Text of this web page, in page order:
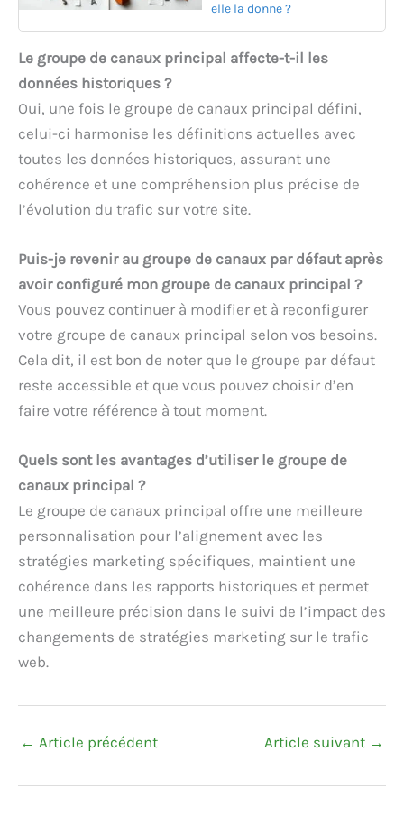
elle la donne ?
Le groupe de canaux principal affecte-t-il les
données historiques ?
Oui, une fois le groupe de canaux principal défini,
celui-ci harmonise les définitions actuelles avec
toutes les données historiques, assurant une
cohérence et une compréhension plus précise de
l’évolution du trafic sur votre site.
Puis-je revenir au groupe de canaux par défaut après
avoir configuré mon groupe de canaux principal ?
Vous pouvez continuer à modifier et à reconfigurer
votre groupe de canaux principal selon vos besoins.
Cela dit, il est bon de noter que le groupe par défaut
reste accessible et que vous pouvez choisir d’en
faire votre référence à tout moment.
Quels sont les avantages d’utiliser le groupe de
canaux principal ?
Le groupe de canaux principal offre une meilleure
personnalisation pour l’alignement avec les
stratégies marketing spécifiques, maintient une
cohérence dans les rapports historiques et permet
une meilleure précision dans le suivi de l’impact des
changements de stratégies marketing sur le trafic
web.
← Article précédent Article suivant →